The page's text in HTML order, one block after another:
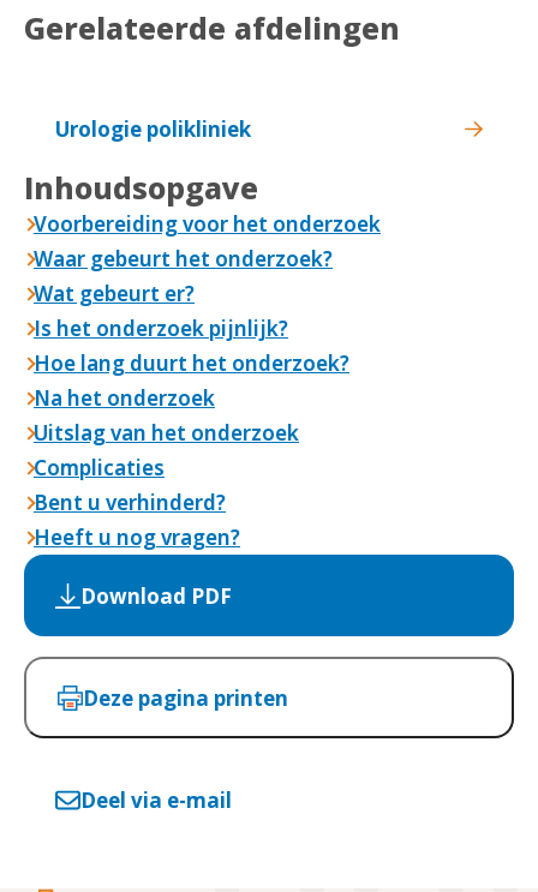
Inhoudsopgave
Voorbereiding voor het onderzoek
Waar gebeurt het onderzoek?
Wat gebeurt er?
Is het onderzoek pijnlijk?
Hoe lang duurt het onderzoek?
Na het onderzoek
Uitslag van het onderzoek
Complicaties
Bent u verhinderd?
Heeft u nog vragen?
Download PDF
Deze pagina printen
Deel via e-mail
Gerelateerde afdelingen
Urologie polikliniek